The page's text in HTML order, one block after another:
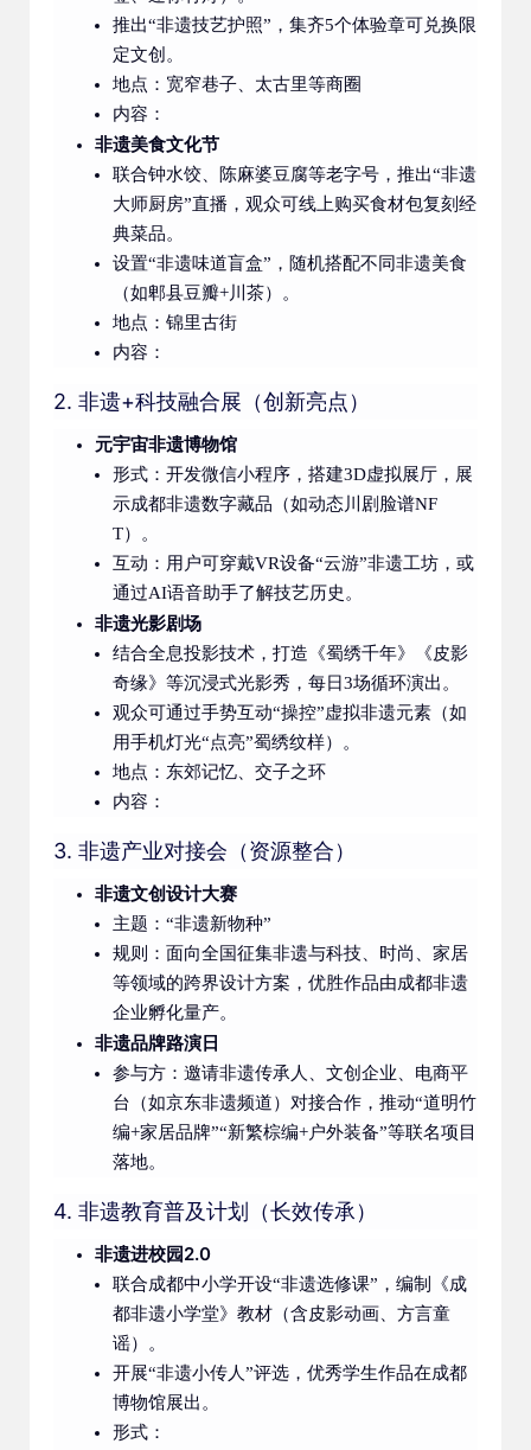
推出“非遗技艺护照”，集齐5个体验章可兑换限
定文创。
地点：宽窄巷子、太古里等商圈
内容：
非遗美食文化节
联合钟水饺、陈麻婆豆腐等老字号，推出“非遗
大师厨房”直播，观众可线上购买食材包复刻经
典菜品。
设置“非遗味道盲盒”，随机搭配不同非遗美食
（如郫县豆瓣+川茶）。
地点：锦里古街
内容：
2. 非遗+科技融合展（创新亮点）
元宇宙非遗博物馆
形式：开发微信小程序，搭建3D虚拟展厅，展
示成都非遗数字藏品（如动态川剧脸谱NF
T）。
互动：用户可穿戴VR设备“云游”非遗工坊，或
通过AI语音助手了解技艺历史。
非遗光影剧场
结合全息投影技术，打造《蜀绣千年》《皮影
奇缘》等沉浸式光影秀，每日3场循环演出。
观众可通过手势互动“操控”虚拟非遗元素（如
用手机灯光“点亮”蜀绣纹样）。
地点：东郊记忆、交子之环
内容：
3. 非遗产业对接会（资源整合）
非遗文创设计大赛
主题：“非遗新物种”
规则：面向全国征集非遗与科技、时尚、家居
等领域的跨界设计方案，优胜作品由成都非遗
企业孵化量产。
非遗品牌路演日
参与方：邀请非遗传承人、文创企业、电商平
台（如京东非遗频道）对接合作，推动“道明竹
编+家居品牌”“新繁棕编+户外装备”等联名项目
落地。
4. 非遗教育普及计划（长效传承）
非遗进校园2.0
联合成都中小学开设“非遗选修课”，编制《成
都非遗小学堂》教材（含皮影动画、方言童
谣）。
开展“非遗小传人”评选，优秀学生作品在成都
博物馆展出。
形式：